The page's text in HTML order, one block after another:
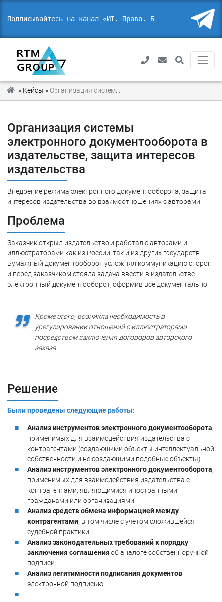
Подписывайтесь на канал «ИТ. Право. Без
» Кейсы »
Организация системы
электронного документооборота в
издательстве, защита интересов
издательства
Внедрение режима электронного документооборота, защита
интересов издательства во взаимоотношениях с авторами.
Проблема
Заказчик открыл издательство и работал с авторами и
иллюстраторами как из России, так и из других государств.
Бумажный документооборот усложнял коммуникацию сторон
и перед заказчиком стояла задача ввести в издательстве
электронный документооборот, оформив все документально.
Кроме этого, возникла необходимость в
урегулировании отношений с иллюстраторами
посредством заключения договоров авторского
заказа.
Решение
Были проведены следующие работы:
Анализ инструментов электронного документооборота,
применимых для взаимодействия издательства с
контрагентами (создающими объекты интеллектуальной
собственности и не создающими подобные объекты).
Анализ инструментов электронного документооборота,
применимых для взаимодействия издательства с
контрагентами, являющимися иностранными
гражданами или организациями.
Анализ средств обмена информацией между
контрагентами, в том числе с учетом сложившейся
судебной практики.
Анализ законодательных требований к порядку
заключения соглашения об аналоге собственноручной
подписи.
Анализ легитимности подписания документов
электронной подписью: